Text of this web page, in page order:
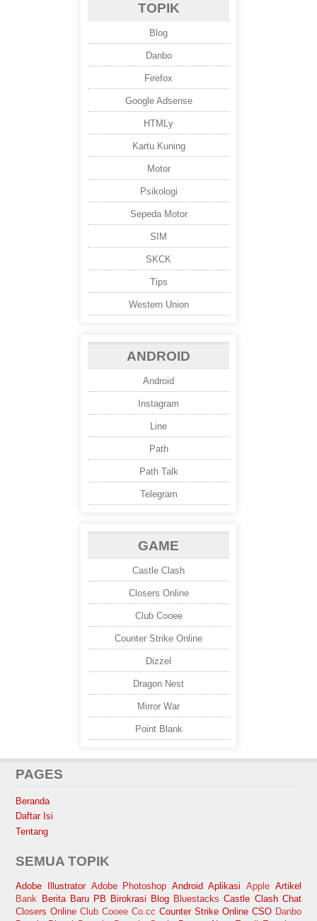
TOPIK
Blog
Danbo
Firefox
Google Adsense
HTMLy
Kartu Kuning
Motor
Psikologi
Sepeda Motor
SIM
SKCK
Tips
Western Union
ANDROID
Android
Instagram
Line
Path
Path Talk
Telegram
GAME
Castle Clash
Closers Online
Club Cooee
Counter Strike Online
Dizzel
Dragon Nest
Mirror War
Point Blank
PAGES
Beranda
Daftar Isi
Tentang
SEMUA TOPIK
Adobe Illustrator Adobe Photoshop Android Aplikasi Apple Artikel
Bank Berita Baru PB Birokrasi Blog Bluestacks Castle Clash Chat
Closers Online Club Cooee Co.cc Counter Strike Online CSO Danbo